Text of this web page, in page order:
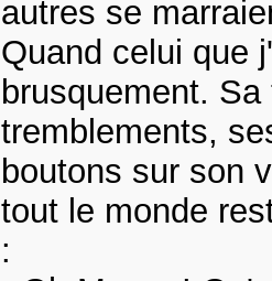
autres se
Quand celui que
brusquement.
tremblements,
boutons sur son
tout le monde
: